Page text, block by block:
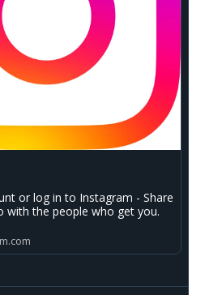
or log in to Instagram - Share
with the people who get you.